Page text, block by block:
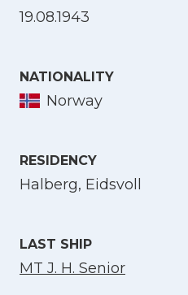
19.08.1943
NATIONALITY
Norway
RESIDENCY
Halberg, Eidsvoll
LAST SHIP
MT J. H. Senior
English
Norsk bokmål